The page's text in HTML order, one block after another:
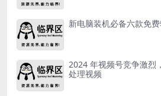
新电脑装机必备六款免
2024 年视频号竞争激烈
处理视频